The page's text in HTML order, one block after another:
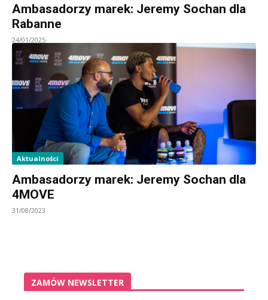
Ambasadorzy marek: Jeremy Sochan dla
Rabanne
24/01/2025
Aktualności
Ambasadorzy marek: Jeremy Sochan dla
4MOVE
31/08/2023
ZAMÓW NEWSLETTER